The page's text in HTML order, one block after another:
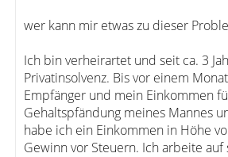
wer kann mir etwas zu dieser
Ich bin verheirartet und seit ca. 3
Privatinsolvenz. Bis vor einem
Empfänger und mein Einkommen
Gehaltspfändung meines Mannes
habe ich ein Einkommen in Höhe
Gewinn vor Steuern. Ich arbeite